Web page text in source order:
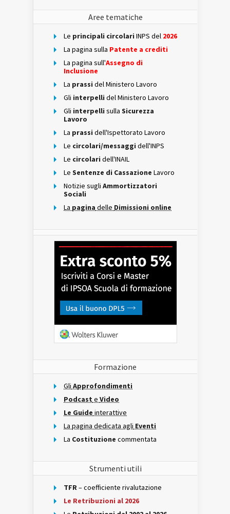
Aree tematiche
Le principali circolari INPS del 2026
La pagina sulla Patente a crediti
La pagina sull'Assegno di
Inclusione
La prassi del Ministero Lavoro
Gli interpelli del Ministero Lavoro
Gli interpelli sulla Sicurezza
Lavoro
La prassi dell'Ispettorato Lavoro
Le circolari/messaggi dell'INPS
Le circolari dell'INAIL
Le Sentenze di Cassazione Lavoro
Notizie sugli Ammortizzatori
Sociali
La pagina delle Dimissioni online
Formazione
Gli Approfondimenti
Podcast e Video
Le Guide interattive
La pagina dedicata agli Eventi
La Costituzione commentata
Strumenti utili
TFR– coefficiente rivalutazione
Le Retribuzioni al 2026